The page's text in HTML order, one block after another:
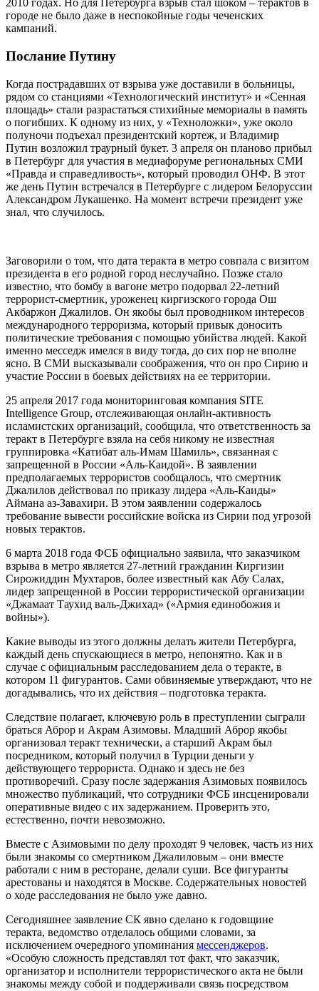
2010 годах. Но для Петербурга взрыв стал шоком – терактов в
городе не было даже в неспокойные годы чеченских
кампаний.
Послание Путину
Когда пострадавших от взрыва уже доставили в больницы,
рядом со станциями «Технологический институт» и «Сенная
площадь» стали разрастаться стихийные мемориалы в память
о погибших. К одному из них, у «Техноложки», уже около
полуночи подъехал президентский кортеж, и Владимир
Путин возложил траурный букет. 3 апреля он планово прибыл
в Петербург для участия в медиафоруме региональных СМИ
«Правда и справедливость», который проводил ОНФ. В этот
же день Путин встречался в Петербурге с лидером Белоруссии
Александром Лукашенко. На момент встречи президент уже
знал, что случилось.
Заговорили о том, что дата теракта в метро совпала с визитом
президента в его родной город неслучайно. Позже стало
известно, что бомбу в вагоне метро подорвал 22-летний
террорист-смертник, уроженец киргизского города Ош
Акбаржон Джалилов. Он якобы был проводником интересов
международного терроризма, который привык доносить
политические требования с помощью убийства людей. Какой
именно месседж имелся в виду тогда, до сих пор не вполне
ясно. В СМИ высказывали соображения, что он про Сирию и
участие России в боевых действиях на ее территории.
25 апреля 2017 года мониторинговая компания SITE
Intelligence Group, отслеживающая онлайн-активность
исламистских организаций, сообщила, что ответственность за
теракт в Петербурге взяла на себя никому не известная
группировка «Катибат аль-Имам Шамиль», связанная с
запрещенной в России «Аль-Каидой». В заявлении
предполагаемых террористов сообщалось, что смертник
Джалилов действовал по приказу лидера «Аль-Каиды»
Аймана аз-Завахири. В этом заявлении содержалось
требование вывести российские войска из Сирии под угрозой
новых терактов.
6 марта 2018 года ФСБ официально заявила, что заказчиком
взрыва в метро является 27-летний гражданин Киргизии
Сирожиддин Мухтаров, более известный как Абу Салах,
лидер запрещенной в России террористической организации
«Джамаат Таухид валь-Джихад» («Армия единобожия и
войны»).
Какие выводы из этого должны делать жители Петербурга,
каждый день спускающиеся в метро, непонятно. Как и в
случае с официальным расследованием дела о теракте, в
котором 11 фигурантов. Сами обвиняемые утверждают, что не
догадывались, что их действия – подготовка теракта.
Следствие полагает, ключевую роль в преступлении сыграли
браться Аброр и Акрам Азимовы. Младший Аброр якобы
организовал теракт технически, а старший Акрам был
посредником, который получил в Турции деньги у
действующего террориста. Однако и здесь не без
противоречий. Сразу после задержания Азимовых появилось
множество публикаций, что сотрудники ФСБ инсценировали
оперативные видео с их задержанием. Проверить это,
естественно, почти невозможно.
Вместе с Азимовыми по делу проходят 9 человек, часть из них
были знакомы со смертником Джалиловым – они вместе
работали с ним в ресторане, делали суши. Все фигуранты
арестованы и находятся в Москве. Содержательных новостей
о ходе расследования не было уже давно.
Сегодняшнее заявление СК явно сделано к годовщине
теракта, ведомство отделалось общими словами, за
исключением очередного упоминания мессенджеров.
«Особую сложность представлял тот факт, что заказчик,
организатор и исполнители террористического акта не были
знакомы между собой и поддерживали связь посредством